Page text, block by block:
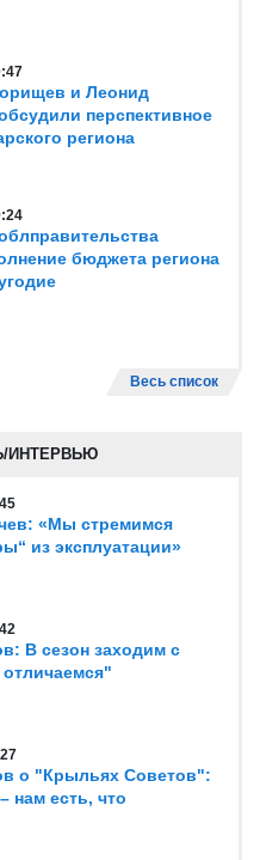
и Леонид
перспективное
региона
бюджета региона
Весь список
ИНТЕРВЬЮ
«Мы стремимся
из эксплуатации»
В сезон заходим с
о "Крыльях Советов":
нам есть, что